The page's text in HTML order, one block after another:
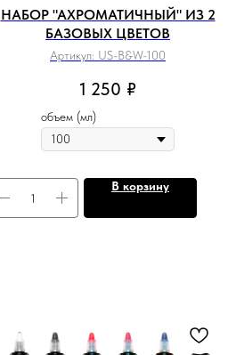
НАБОР "АХРОМАТИЧНЫЙ" ИЗ 2
БАЗОВЫХ ЦВЕТОВ
Артикул: US-B&W-100
1 250 ₽
объем (мл)
В корзину